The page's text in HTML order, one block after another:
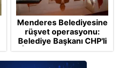
Menderes Belediyesine
rüşvet operasyonu:
Belediye Başkanı CHP'li
İlkay Çiçek tutuklandı